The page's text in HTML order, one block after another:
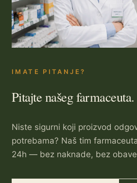
IMATE PITANJE?
Pitajte našeg farmaceuta.
Niste sigurni koji proizvod
potrebama? Naš tim
24h — bez naknade, bez